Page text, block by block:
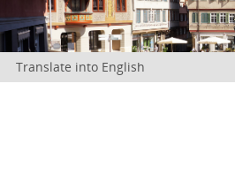
Translate into English